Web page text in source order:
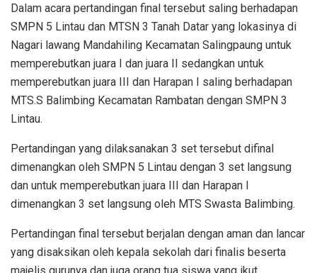
Dalam acara pertandingan final tersebut saling berhadapan
SMPN 5 Lintau dan MTSN 3 Tanah Datar yang lokasinya di
Nagari lawang Mandahiling Kecamatan Salingpaung untuk
memperebutkan juara I dan juara II sedangkan untuk
memperebutkan juara III dan Harapan I saling berhadapan
MTS.S Balimbing Kecamatan Rambatan dengan SMPN 3
Lintau.
Pertandingan yang dilaksanakan 3 set tersebut difinal
dimenangkan oleh SMPN 5 Lintau dengan 3 set langsung
dan untuk memperebutkan juara III dan Harapan I
dimenangkan 3 set langsung oleh MTS Swasta Balimbing.
Pertandingan final tersebut berjalan dengan aman dan lancar
yang disaksikan oleh kepala sekolah dari finalis beserta